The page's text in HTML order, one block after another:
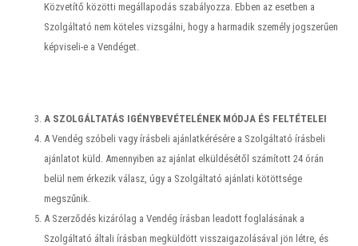
Közvetítő közötti megállapodás szabályozza. Ebben az esetben a
Szolgáltató nem köteles vizsgálni, hogy a harmadik személy jogszerűen
képviseli-e a Vendéget.
A SZOLGÁLTATÁS IGÉNYBEVÉTELÉNEK MÓDJA ÉS FELTÉTELEI
A Vendég szóbeli vagy írásbeli ajánlatkérésére a Szolgáltató írásbeli
ajánlatot küld. Amennyiben az ajánlat elküldésétől számított 24 órán
belül nem érkezik válasz, úgy a Szolgáltató ajánlati kötöttsége
megszűnik.
A Szerződés kizárólag a Vendég írásban leadott foglalásának a
Szolgáltató általi írásban megküldött visszaigazolásával jön létre, és